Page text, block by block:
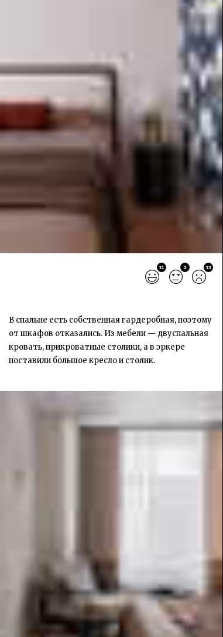
11 2 13
В спальне есть собственная гардеробная, поэтому
от шкафов отказались. Из мебели — двуспальная
кровать, прикроватные столики, а в эркере
поставили большое кресло и столик.